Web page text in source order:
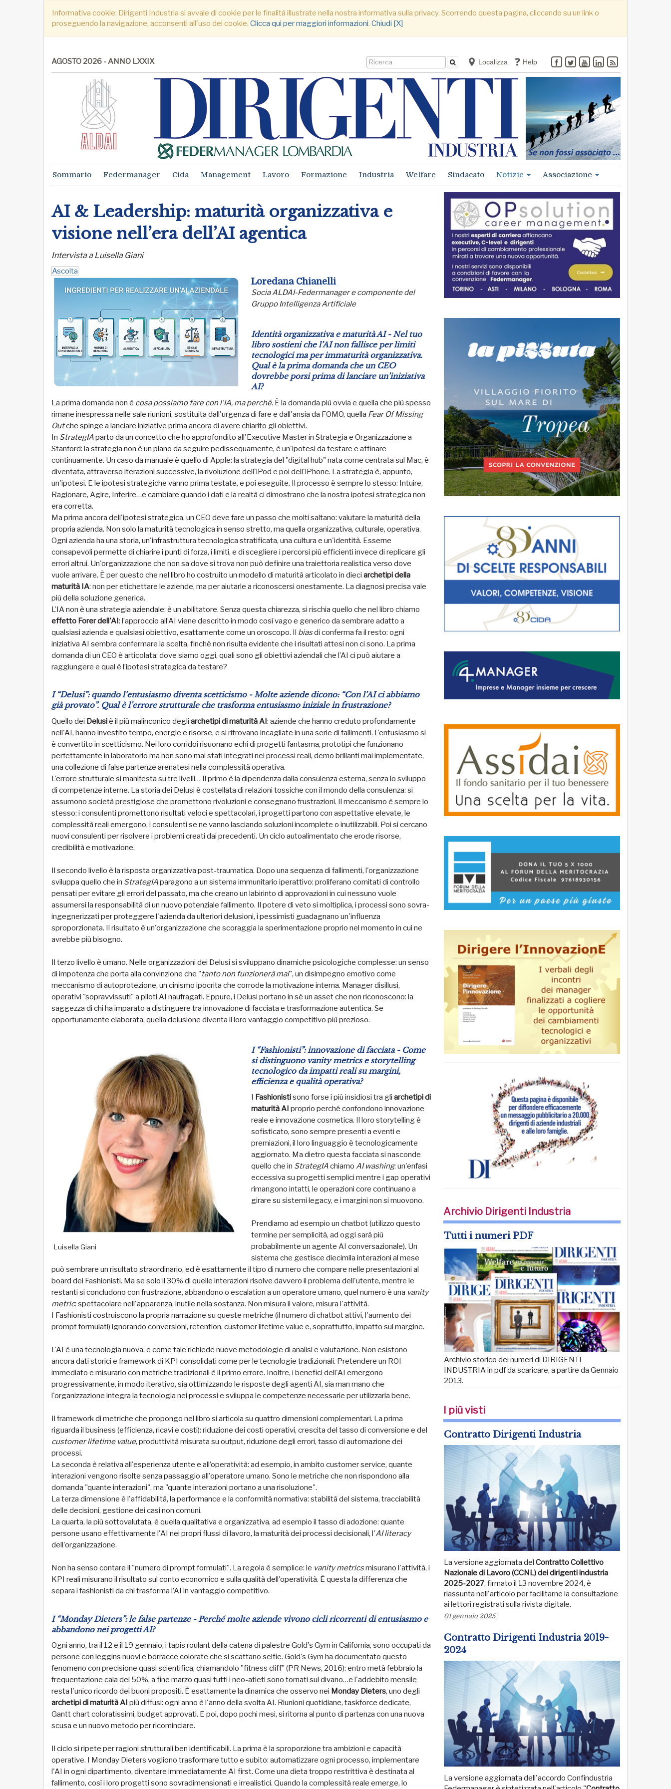
Informativa cookie: Dirigenti Industria si avvale di cookie per le finalità illustrate nella nostra informativa sulla privacy. Scorrendo questa pagina, cliccando su un link o
proseguendo la navigazione, acconsenti all´uso dei cookie. Clicca qui per maggiori informazioni. Chiudi [X]
AGOSTO 2026 - ANNO LXXIX Localizza Help
Sommario Federmanager Cida Management Lavoro Formazione Industria Welfare Sindacato Notizie Associazione
AI & Leadership: maturità organizzativa e
visione nell’era dell’AI agentica
Intervista a Luisella Giani
Ascolta
Loredana Chianelli
Socia ALDAI-Federmanager e componente del
Gruppo Intelligenza Artificiale
Identità organizzativa e maturità AI - Nel tuo
libro sostieni che l’AI non fallisce per limiti
tecnologici ma per immaturità organizzativa.
Qual è la prima domanda che un CEO
dovrebbe porsi prima di lanciare un’iniziativa
AI?
La prima domanda non è cosa possiamo fare con l'IA, ma perché. È la domanda più ovvia e quella che più spesso
rimane inespressa nelle sale riunioni, sostituita dall'urgenza di fare e dall'ansia da FOMO, quella Fear Of Missing
Outche spinge a lanciare iniziative prima ancora di avere chiarito gli obiettivi.
In StrategIAparto da un concetto che ho approfondito all'Executive Master in Strategia e Organizzazione a
Stanford: la strategia non è un piano da seguire pedissequamente, è un'ipotesi da testare e affinare
continuamente. Un caso da manuale è quello di Apple: la strategia del "digital hub" nata come centrata sul Mac, è
diventata, attraverso iterazioni successive, la rivoluzione dell'iPod e poi dell'iPhone. La strategia è, appunto,
un'ipotesi. E le ipotesi strategiche vanno prima testate, e poi eseguite. Il processo è sempre lo stesso: Intuire,
Ragionare, Agire, Inferire…e cambiare quando i dati e la realtà ci dimostrano che la nostra ipotesi strategica non
era corretta.
Ma prima ancora dell'ipotesi strategica, un CEO deve fare un passo che molti saltano: valutare la maturità della
propria azienda. Non solo la maturità tecnologica in senso stretto, ma quella organizzativa, culturale, operativa.
Ogni azienda ha una storia, un'infrastruttura tecnologica stratificata, una cultura e un'identità. Esserne
consapevoli permette di chiarire i punti di forza, i limiti, e di scegliere i percorsi più efficienti invece di replicare gli
errori altrui. Un'organizzazione che non sa dove si trova non può definire una traiettoria realistica verso dove
vuole arrivare. È per questo che nel libro ho costruito un modello di maturità articolato in dieci archetipi della
maturità IA: non per etichettare le aziende, ma per aiutarle a riconoscersi onestamente. La diagnosi precisa vale
più della soluzione generica.
L'IA non è una strategia aziendale: è un abilitatore. Senza questa chiarezza, si rischia quello che nel libro chiamo
effetto Forer dell'AI: l’approccio all’AI viene descritto in modo così vago e generico da sembrare adatto a
qualsiasi azienda e qualsiasi obiettivo, esattamente come un oroscopo. Il biasdi conferma fa il resto: ogni
iniziativa AI sembra confermare la scelta, finché non risulta evidente che i risultati attesi non ci sono. La prima
domanda di un CEO è articolata: dove siamo oggi, quali sono gli obiettivi aziendali che l’AI ci può aiutare a
raggiungere e qual è l’ipotesi strategica da testare?
I “Delusi”: quando l’entusiasmo diventa scetticismo - Molte aziende dicono: “Con l’AI ci abbiamo
già provato”. Qual è l’errore strutturale che trasforma entusiasmo iniziale in frustrazione?
Quello dei Delusiè il più malinconico degli archetipi di maturità AI: aziende che hanno creduto profondamente
nell'AI, hanno investito tempo, energie e risorse, e si ritrovano incagliate in una serie di fallimenti. L'entusiasmo si
è convertito in scetticismo. Nei loro corridoi risuonano echi di progetti fantasma, prototipi che funzionano
perfettamente in laboratorio ma non sono mai stati integrati nei processi reali, demo brillanti mai implementate,
una collezione di false partenze arenatesi nella complessità operativa.
L'errore strutturale si manifesta su tre livelli… Il primo è la dipendenza dalla consulenza esterna, senza lo sviluppo
di competenze interne. La storia dei Delusi è costellata di relazioni tossiche con il mondo della consulenza: si
assumono società prestigiose che promettono rivoluzioni e consegnano frustrazioni. Il meccanismo è sempre lo
stesso: i consulenti promettono risultati veloci e spettacolari, i progetti partono con aspettative elevate, le
complessità reali emergono, i consulenti se ne vanno lasciando soluzioni incomplete o inutilizzabili. Poi si cercano
nuovi consulenti per risolvere i problemi creati dai precedenti. Un ciclo autoalimentato che erode risorse,
credibilità e motivazione.
Il secondo livello è la risposta organizzativa post-traumatica. Dopo una sequenza di fallimenti, l'organizzazione
sviluppa quello che in StrategIAparagono a un sistema immunitario iperattivo: proliferano comitati di controllo
pensati per evitare gli errori del passato, ma che creano un labirinto di approvazioni in cui nessuno vuole
assumersi la responsabilità di un nuovo potenziale fallimento. Il potere di veto si moltiplica, i processi sono sovra-
ingegnerizzati per proteggere l'azienda da ulteriori delusioni, i pessimisti guadagnano un'influenza
sproporzionata. Il risultato è un'organizzazione che scoraggia la sperimentazione proprio nel momento in cui ne
avrebbe più bisogno.
Il terzo livello è umano. Nelle organizzazioni dei Delusi si sviluppano dinamiche psicologiche complesse: un senso
di impotenza che porta alla convinzione che "tanto non funzionerà mai", un disimpegno emotivo come
meccanismo di autoprotezione, un cinismo ipocrita che corrode la motivazione interna. Manager disillusi,
operativi "sopravvissuti" a piloti AI naufragati. Eppure, i Delusi portano in sé un asset che non riconoscono: la
saggezza di chi ha imparato a distinguere tra innovazione di facciata e trasformazione autentica. Se
opportunamente elaborata, quella delusione diventa il loro vantaggio competitivo più prezioso.
Luisella Giani
I “Fashionisti”: innovazione di facciata - Come
si distinguono vanity metrics e storytelling
tecnologico da impatti reali su margini,
efficienza e qualità operativa?
I Fashionistisono forse i più insidiosi tra gli archetipi di
maturità AI proprio perché confondono innovazione
reale e innovazione cosmetica. Il loro storytelling è
sofisticato, sono sempre presenti a eventi e
premiazioni, il loro linguaggio è tecnologicamente
aggiornato. Ma dietro questa facciata si nasconde
quello che in StrategIAchiamo AI washing: un'enfasi
eccessiva su progetti semplici mentre i gap operativi
rimangono intatti, le operazioni core continuano a
girare su sistemi legacy, e i margini non si muovono.
Prendiamo ad esempio un chatbot (utilizzo questo
termine per semplicità, ad oggi sarà più
probabilmente un agente AI conversazionale). Un
sistema che gestisce diecimila interazioni al mese
può sembrare un risultato straordinario, ed è esattamente il tipo di numero che compare nelle presentazioni al
board dei Fashionisti. Ma se solo il 30% di quelle interazioni risolve davvero il problema dell'utente, mentre le
restanti si concludono con frustrazione, abbandono o escalation a un operatore umano, quel numero è una vanity
metric: spettacolare nell'apparenza, inutile nella sostanza. Non misura il valore, misura l'attività.
I Fashionisti costruiscono la propria narrazione su queste metriche (il numero di chatbot attivi, l'aumento dei
prompt formulati) ignorando conversioni, retention, customer lifetime value e, soprattutto, impatto sul margine.
L'AI è una tecnologia nuova, e come tale richiede nuove metodologie di analisi e valutazione. Non esistono
ancora dati storici e framework di KPI consolidati come per le tecnologie tradizionali. Pretendere un ROI
immediato e misurarlo con metriche tradizionali è il primo errore. Inoltre, i benefici dell'AI emergono
progressivamente, in modo iterativo, sia ottimizzando le risposte degli agenti AI, sia man mano che
l'organizzazione integra la tecnologia nei processi e sviluppa le competenze necessarie per utilizzarla bene.
Il framework di metriche che propongo nel libro si articola su quattro dimensioni complementari. La prima
riguarda il business (efficienza, ricavi e costi): riduzione dei costi operativi, crescita del tasso di conversione e del
customer lifetime value, produttività misurata su output, riduzione degli errori, tasso di automazione dei
processi.
La seconda è relativa all'esperienza utente e all’operatività: ad esempio, in ambito customer service, quante
interazioni vengono risolte senza passaggio all'operatore umano. Sono le metriche che non rispondono alla
domanda "quante interazioni", ma "quante interazioni portano a una risoluzione".
La terza dimensione è l'affidabilità, la performance e la conformità normativa: stabilità del sistema, tracciabilità
delle decisioni, gestione dei casi non comuni.
La quarta, la più sottovalutata, è quella qualitativa e organizzativa, ad esempio il tasso di adozione: quante
persone usano effettivamente l'AI nei propri flussi di lavoro, la maturità dei processi decisionali, l'AI literacy
dell'organizzazione.
Non ha senso contare il "numero di prompt formulati". La regola è semplice: le vanity metricsmisurano l'attività, i
KPI reali misurano il risultato sul conto economico e sulla qualità dell'operatività. È questa la differenza che
separa i fashionisti da chi trasforma l’AI in vantaggio competitivo.
I “Monday Dieters”: le false partenze - Perché molte aziende vivono cicli ricorrenti di entusiasmo e
abbandono nei progetti AI?
Ogni anno, tra il 12 e il 19 gennaio, i tapis roulant della catena di palestre Gold's Gym in California, sono occupati da
persone con leggins nuovi e borracce colorate che si scattano selfie. Gold's Gym ha documentato questo
fenomeno con precisione quasi scientifica, chiamandolo "fitness cliff" (PR News, 2016): entro metà febbraio la
frequentazione cala del 50%, a fine marzo quasi tutti i neo-atleti sono tornati sul divano…e l'addebito mensile
resta l'unico ricordo dei buoni propositi. È esattamente la dinamica che osservo nei Monday Dieters, uno degli
archetipi di maturità AI più diffusi: ogni anno è l'anno della svolta AI. Riunioni quotidiane, taskforce dedicate,
Gantt chart coloratissimi, budget approvati. E poi, dopo pochi mesi, si ritorna al punto di partenza con una nuova
scusa e un nuovo metodo per ricominciare.
Il ciclo si ripete per ragioni strutturali ben identificabili. La prima è la sproporzione tra ambizioni e capacità
operative. I Monday Dieters vogliono trasformare tutto e subito: automatizzare ogni processo, implementare
l'AI in ogni dipartimento, diventare immediatamente AI first. Come una dieta troppo restrittiva è destinata al
fallimento, così i loro progetti sono sovradimensionati e irrealistici. Quando la complessità reale emerge, lo
Archivio Dirigenti Industria
Tutti i numeri PDF
Archivio storico dei numeri di DIRIGENTI
INDUSTRIA in pdf da scaricare, a partire da Gennaio
2013.
I più visti
Contratto Dirigenti Industria
La versione aggiornata del Contratto Collettivo
Nazionale di Lavoro (CCNL) dei dirigenti industria
2025-2027, firmato il 13 novembre 2024, è
riassunta nell'articolo per facilitarne la consultazione
ai lettori registrati sulla rivista digitale.
01 gennaio 2025
Contratto Dirigenti Industria 2019-
2024
La versione aggiornata dell'accordo Confindustria